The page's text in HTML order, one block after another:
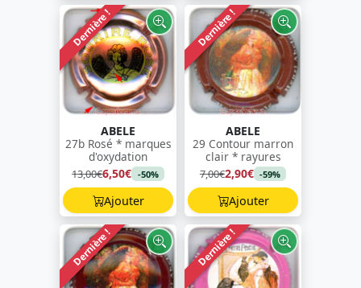
Dernière !
ABELE
27b Rosé * marques
d'oxydation
13,00€6,50€ -50%
Ajouter
Dernière !
ABELE
29 Contour marron
clair * rayures
7,00€2,90€ -59%
Ajouter
Dernière ! Dernière !